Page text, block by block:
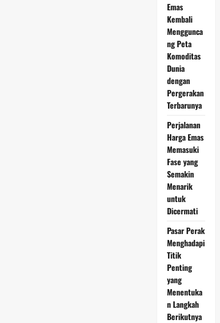
Emas
Kembali
Menggunca
ng Peta
Komoditas
Dunia
dengan
Pergerakan
Terbarunya
Perjalanan
Harga Emas
Memasuki
Fase yang
Semakin
Menarik
untuk
Dicermati
Pasar Perak
Menghadapi
Titik
Penting
yang
Menentuka
n Langkah
Berikutnya